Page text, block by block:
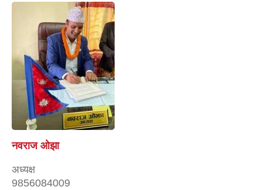
नवराज ओझा
अध्यक्ष
9856084009